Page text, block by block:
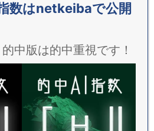
数はnetkeibaで公開
中版は的中重視です！